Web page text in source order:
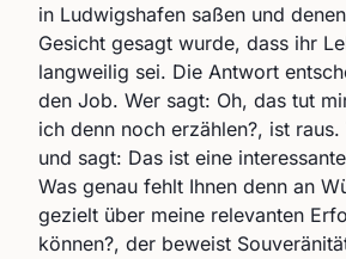
in Ludwigshafen saßen und
Gesicht gesagt wurde, dass ihr
langweilig sei. Die Antwort
den Job. Wer sagt: Oh, das tut
ich denn noch erzählen?, ist
und sagt: Das ist eine
Was genau fehlt Ihnen denn an
gezielt über meine relevanten
können?, der beweist